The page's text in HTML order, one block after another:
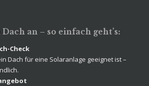
an – so einfach geht’s:
Check
Dach für eine Solaranlage geeignet ist –